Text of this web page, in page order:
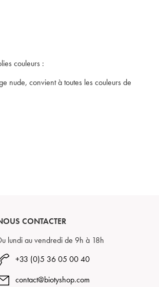
couleurs :
nude, convient à toutes les couleurs de
CONTACTER
lundi au vendredi de 9h à 18h
+33 (0)5 36 05 00 40
contact@biotyshop.com